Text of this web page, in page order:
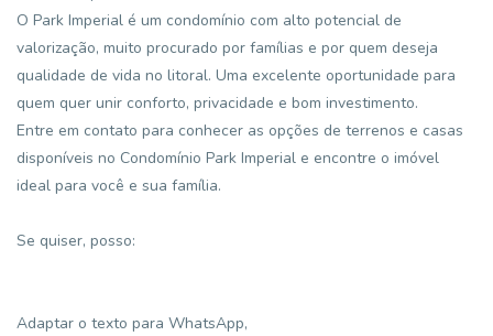
O Park Imperial é um condomínio com alto potencial de
valorização, muito procurado por famílias e por quem deseja
qualidade de vida no litoral. Uma excelente oportunidade para
quem quer unir conforto, privacidade e bom investimento.
Entre em contato para conhecer as opções de terrenos e casas
disponíveis no Condomínio Park Imperial e encontre o imóvel
ideal para você e sua família.
Se quiser, posso:
Adaptar o texto para WhatsApp,